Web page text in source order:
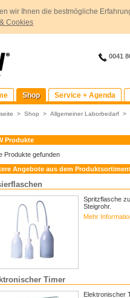
wir Ihnen die bestmögliche
Cookies
0041
Shop
Service + Agenda
> Shop > Allgemeiner Laborbedarf >
Produkte
Produkte gefunden
Angebote aus dem
Spritzflasche
Steigrohr.
Mehr
Timer
Elektronischer